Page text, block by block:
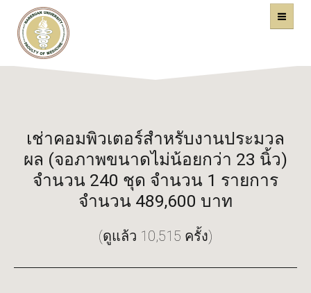
คณะแพทยศาสตร์
เช่าคอมพิวเตอร์สำหรับงานประมวล
ผล (จอภาพขนาดไม่น้อยกว่า 23 นิ้ว)
จำนวน 240 ชุด จำนวน 1 รายการ
จำนวน 489,600 บาท
(ดูแล้ว 10,515 ครั้ง)